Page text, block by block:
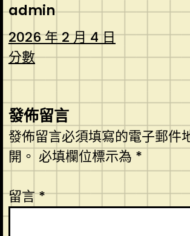
admin
2026 年 2 月 4 日
分數
發佈留言
發佈留言必須填寫的電子郵件
開。 必填欄位標示為 *
留言*